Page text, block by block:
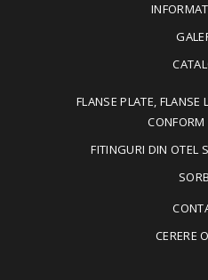
FLANSE PLATE, FLANSE
FITINGURI DIN OTEL
CERERE